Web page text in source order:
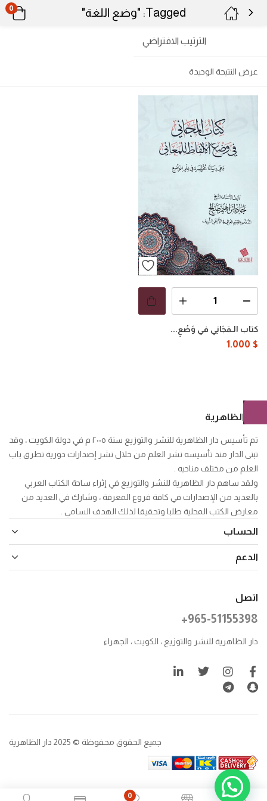
Tagged: "وضع اللغة" 0
0
عرض النتيجة الوحيدة
الترتيب الافتراضي
كتاب الـمَجَانِي في وَضْعِ...
1.000 $
دار الظاهرية
تم تأسيس دار الظاهرية للنشر والتوزيع سنة ٢٠٠٥ م في دولة الكويت ، وقد
تبنى الدار منذ تأسيسه نشر العلم من خلال نشر إصدارات دورية تطرق باب
العلم من مختلف مناحيه .
ولقد ساهم دار الظاهرية للنشر والتوزيع في إثراء ساحة الكتاب العربي
بالعديد من الإصدارات في كافة فروع المعرفة ، وشارك في العديد من
معارض الكتب المحلية طلبا وتحقيقا لذلك الهدف السامي .
الحساب
الدعم
اتصل
+965-51155398
دار الظاهرية للنشر والتوزيع ، الكويت ، الجهراء
جميع الحقوق محفوظة © 2025 دار الظاهرية